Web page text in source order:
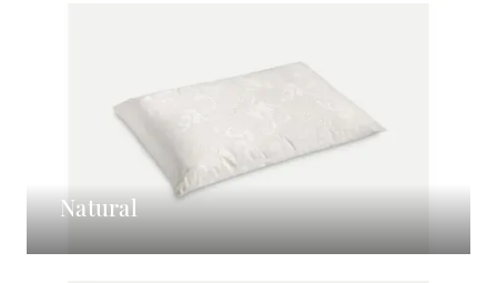
Natural